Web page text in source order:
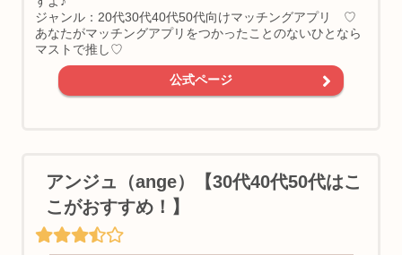
ジャンル：20代30代40代50代向けマッチングアプリ ♡
あなたがマッチングアプリをつかったことのないひとなら
マストで推し♡
公式ページ
アンジュ（ange）【30代40代50代はこ
こがおすすめ！】